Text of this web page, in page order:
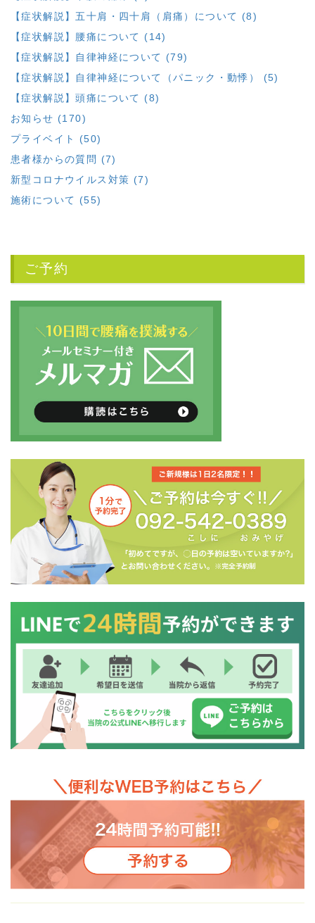
【症状解説】五十肩・四十肩（肩痛）について (8)
【症状解説】腰痛について (14)
【症状解説】自律神経について (79)
【症状解説】自律神経について（パニック・動悸） (5)
【症状解説】頭痛について (8)
お知らせ (170)
プライベイト (50)
患者様からの質問 (7)
新型コロナウイルス対策 (7)
施術について (55)
ご予約